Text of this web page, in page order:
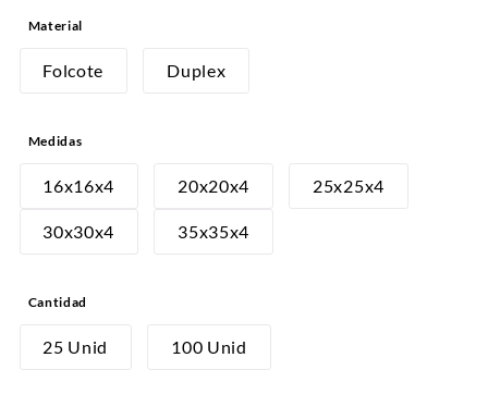
desde
Material
Folcote Duplex
Medidas
16x16x4 20x20x4 25x25x4
30x30x4 35x35x4
Cantidad
25 Unid 100 Unid